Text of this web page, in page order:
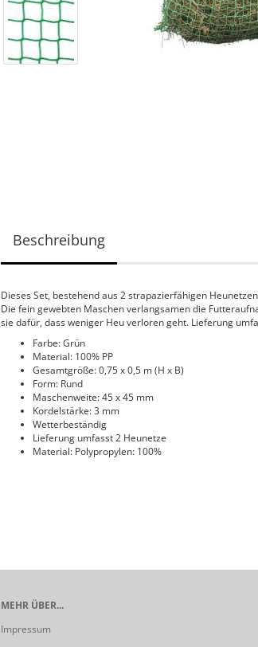
Beschreibung
Dieses Set, bestehend aus 2 strapazierfähigen
Die fein gewebten Maschen verlangsamen die
sie dafür, dass weniger Heu verloren geht. Lieferung
Farbe: Grün
Material: 100% PP
Gesamtgröße: 0,75 x 0,5 m (H x B)
Form: Rund
Maschenweite: 45 x 45 mm
Kordelstärke: 3 mm
Wetterbeständig
Lieferung umfasst 2 Heunetze
Material: Polypropylen: 100%
MEHR ÜBER...
Impressum